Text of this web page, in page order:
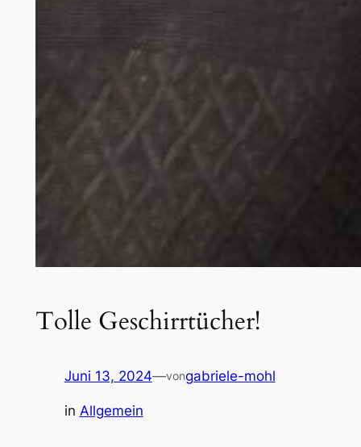
Tolle Geschirrtücher!
Juni 13, 2024—vongabriele-mohl
in Allgemein